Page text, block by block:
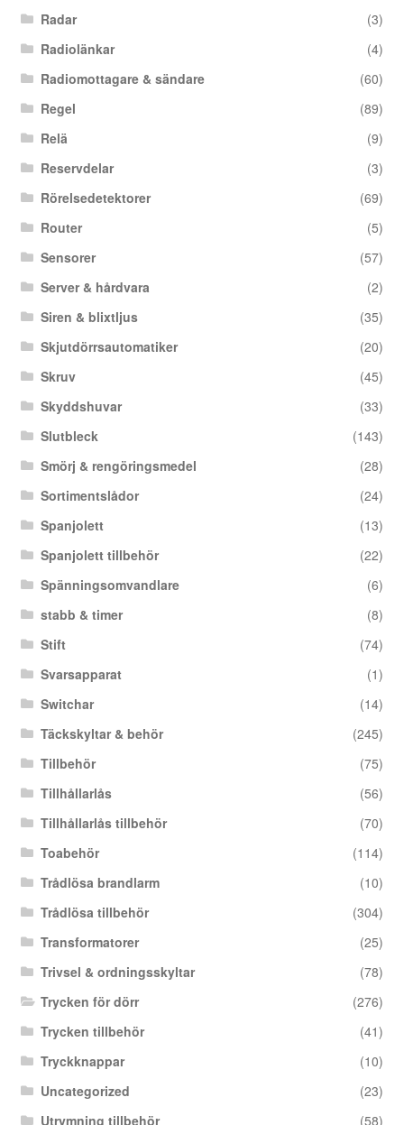
Radar
(3)
Radiolänkar
(4)
Radiomottagare & sändare
(60)
Regel
(89)
Relä
(9)
Reservdelar
(3)
Rörelsedetektorer
(69)
Router
(5)
Sensorer
(57)
Server & hårdvara
(2)
Siren & blixtljus
(35)
Skjutdörrsautomatiker
(20)
Skruv
(45)
Skyddshuvar
(33)
Slutbleck
(143)
Smörj & rengöringsmedel
(28)
Sortimentslådor
(24)
Spanjolett
(13)
Spanjolett tillbehör
(22)
Spänningsomvandlare
(6)
stabb & timer
(8)
Stift
(74)
Svarsapparat
(1)
Switchar
(14)
Täckskyltar & behör
(245)
Tillbehör
(75)
Tillhållarlås
(56)
Tillhållarlås tillbehör
(70)
Toabehör
(114)
Trådlösa brandlarm
(10)
Trådlösa tillbehör
(304)
Transformatorer
(25)
Trivsel & ordningsskyltar
(78)
Trycken för dörr
(276)
Trycken tillbehör
(41)
Tryckknappar
(10)
Uncategorized
(23)
Utrymning tillbehör
(58)